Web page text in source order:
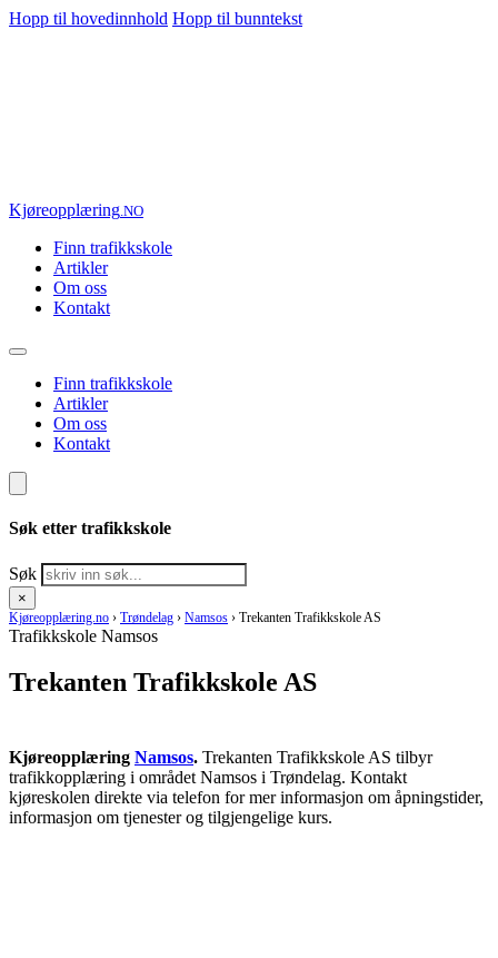
Hopp til hovedinnhold Hopp til bunntekst
Kjøreopplæring.NO
Finn trafikkskole
Artikler
Om oss
Kontakt
Finn trafikkskole
Artikler
Om oss
Kontakt
Søk etter trafikkskole
Søk
×
Kjøreopplæring.no › Trøndelag › Namsos › Trekanten Trafikkskole AS
Trafikkskole Namsos
Trekanten Trafikkskole AS
Kjøreopplæring Namsos. Trekanten Trafikkskole AS tilbyr
trafikkopplæring i området Namsos i Trøndelag. Kontakt
kjøreskolen direkte via telefon for mer informasjon om åpningstider,
informasjon om tjenester og tilgjengelige kurs.